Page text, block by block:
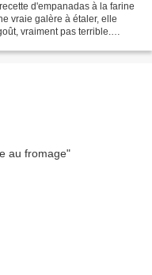
d'empanadas à la farine
vraie galère à étaler, elle
vraiment pas terrible.